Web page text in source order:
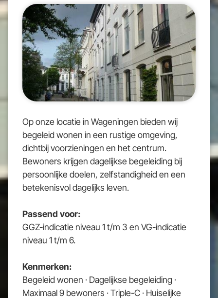
Op onze locatie in Wageningen bieden wij
begeleid wonen in een rustige omgeving,
dichtbij voorzieningen en het centrum.
Bewoners krijgen dagelijkse begeleiding bij
persoonlijke doelen, zelfstandigheid en een
betekenisvol dagelijks leven.
Passend voor:
GGZ-indicatie niveau 1 t/m 3 en VG-indicatie
niveau 1 t/m 6.
Kenmerken:
Begeleid wonen · Dagelijkse begeleiding ·
Maximaal 9 bewoners · Triple-C · Huiselijke